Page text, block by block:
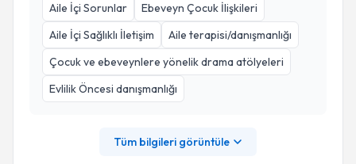
Aile İçi Sorunlar
Ebeveyn Çocuk İlişkileri
Aile İçi Sağlıklı İletişim
Aile terapisi/danışmanlığı
Çocuk ve ebeveynlere yönelik drama atölyeleri
Evlilik Öncesi danışmanlığı
Tüm bilgileri görüntüle